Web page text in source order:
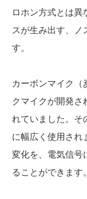
ロホン方式とは異
スが生み出す、ノ
す。
カーボンマイク（
クマイクが開発さ
れていました。そ
に幅広く使用され
変化を、電気信号
ることができます。